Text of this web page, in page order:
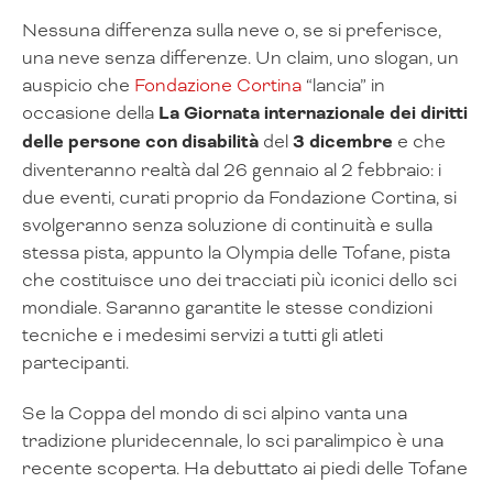
Nessuna differenza sulla neve o, se si preferisce,
una neve senza differenze. Un claim, uno slogan, un
auspicio che Fondazione Cortina “lancia” in
occasione della La Giornata internazionale dei diritti
delle persone con disabilità del3 dicembre e che
diventeranno realtà dal 26 gennaio al 2 febbraio: i
due eventi, curati proprio da Fondazione Cortina, si
svolgeranno senza soluzione di continuità e sulla
stessa pista, appunto la Olympia delle Tofane, pista
che costituisce uno dei tracciati più iconici dello sci
mondiale. Saranno garantite le stesse condizioni
tecniche e i medesimi servizi a tutti gli atleti
partecipanti.
Se la Coppa del mondo di sci alpino vanta una
tradizione pluridecennale, lo sci paralimpico è una
recente scoperta. Ha debuttato ai piedi delle Tofane